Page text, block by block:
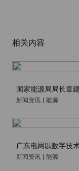
相关内容
新闻资讯 能源
新闻资讯 | 能源